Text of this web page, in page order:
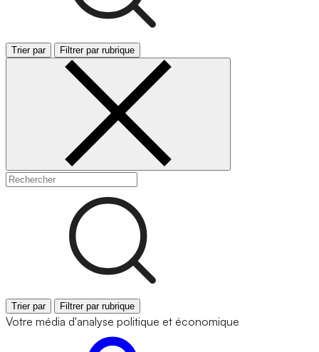
Trier par Filtrer par rubrique
Trier par Filtrer par rubrique
Votre média d'analyse politique et économique